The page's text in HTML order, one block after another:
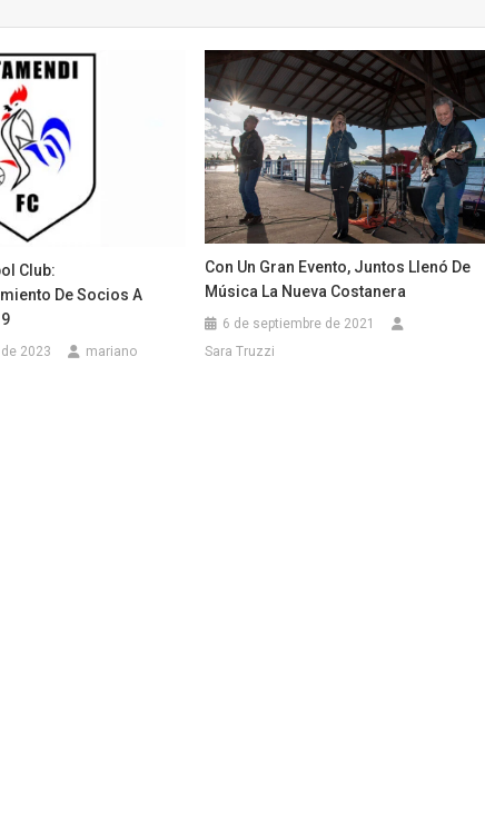
Club:
De Socios A
2023 mariano
Con Un Gran Evento, Juntos Llenó De
Música La Nueva Costanera
6 de septiembre de 2021
Sara Truzzi